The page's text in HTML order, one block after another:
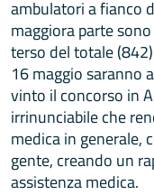
ambulatori a fianco
maggiora parte
terso del totale
16 maggio saranno
vinto il concorso in
irrinunciabile che
medica in generale,
gente, creando un
assistenza medica.